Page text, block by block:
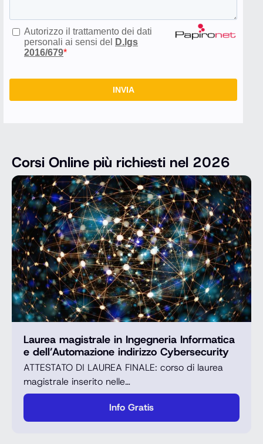
Corsi Online più richiesti nel 2026
Laurea magistrale in Ingegneria Informatica
e dell’Automazione indirizzo Cybersecurity
ATTESTATO DI LAUREA FINALE: corso di laurea
magistrale inserito nelle…
Info Gratis